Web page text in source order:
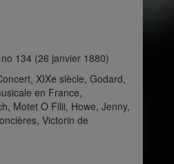
134 (26 janvier 1880)
XIXe siècle, Godard,
en France,
Motet O Filii, Howe, Jenny,
Victorin de